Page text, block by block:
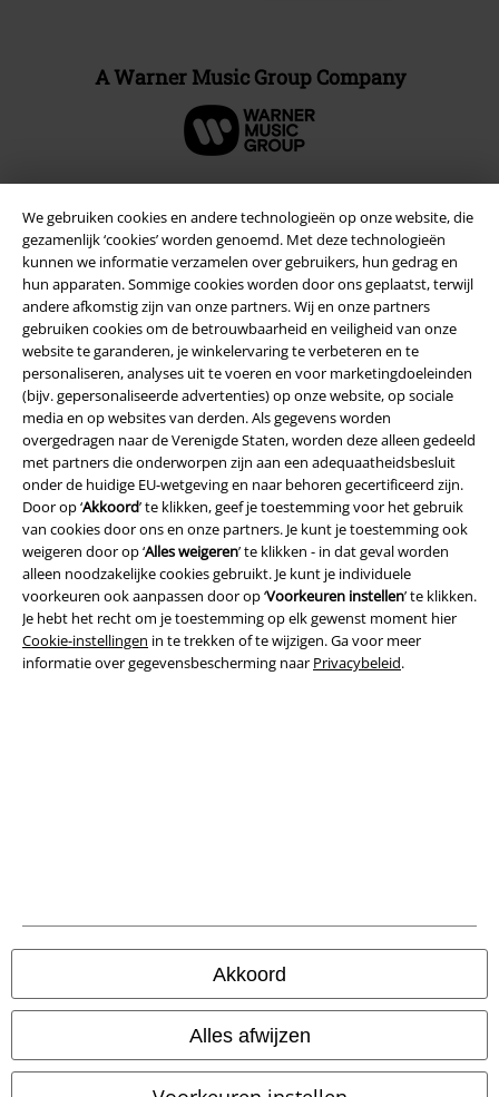
We gebruiken cookies en andere technologieën op onze website, die
gezamenlijk ‘cookies’ worden genoemd. Met deze technologieën
kunnen we informatie verzamelen over gebruikers, hun gedrag en
hun apparaten. Sommige cookies worden door ons geplaatst, terwijl
andere afkomstig zijn van onze partners. Wij en onze partners
gebruiken cookies om de betrouwbaarheid en veiligheid van onze
website te garanderen, je winkelervaring te verbeteren en te
personaliseren, analyses uit te voeren en voor marketingdoeleinden
(bijv. gepersonaliseerde advertenties) op onze website, op sociale
media en op websites van derden. Als gegevens worden
overgedragen naar de Verenigde Staten, worden deze alleen gedeeld
met partners die onderworpen zijn aan een adequaatheidsbesluit
onder de huidige EU-wetgeving en naar behoren gecertificeerd zijn.
Door op ‘Akkoord’ te klikken, geef je toestemming voor het gebruik
van cookies door ons en onze partners. Je kunt je toestemming ook
weigeren door op ‘Alles weigeren’ te klikken - in dat geval worden
alleen noodzakelijke cookies gebruikt. Je kunt je individuele
voorkeuren ook aanpassen door op ‘Voorkeuren instellen’ te klikken.
Je hebt het recht om je toestemming op elk gewenst moment hier
Cookie-instellingen in te trekken of te wijzigen. Ga voor meer
informatie over gegevensbescherming naar Privacybeleid.
Akkoord
Alles afwijzen
A Warner Music Group Company
Beveiliging
Legal
Algemene Voorwaarden
Bedrijfsgegevens
Alle prijzen incl.wettelijke BTW
© 1986-2026 Large Popmerchandising BV